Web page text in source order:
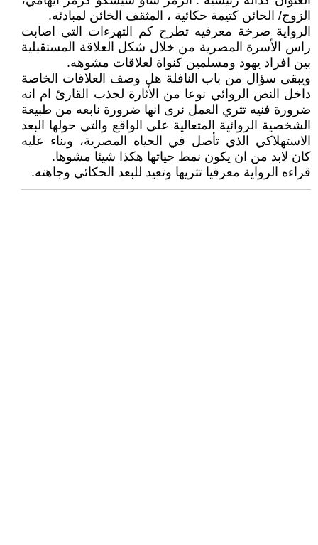
الزوج/ الخائن كتيمة حكائية ، المثقف الخائن لمبادئه.
الرواية صرخة معرفيه تطرح كم التهرءات التي اصابت
راس الأسرة المصرية من خلال شكل العلاقة المستقبلية
بين افراد يهود ومسلمين كنواة لعلاقات مشوهه.
ويبقى سؤال من باب النافلة هل وصف العلاقات الخاصة
داخل النص الروائي نوعا من الأثارة لجذب القارئ ام انه
ضرورة فنيه تثري العمل نرى انها ضرورة نابعه من طبيعة
الشخصية الروائية المتعالية على الواقع والتي حولها البعد
الاستهلاكي الذي تأصل في الحياه المصرية، وبناء عليه
كان لابد من ان يكون نمط حياتها هكذا شيئا مشوها.
قراءه الرواية معرفيا تثريها وتعيد للبعد الحكائي وجاهته.